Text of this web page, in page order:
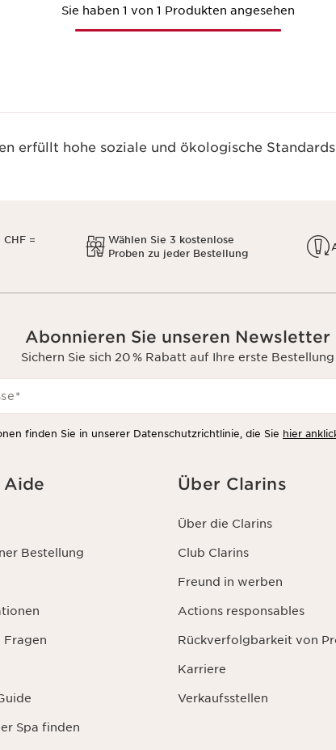
Sie haben 1 von 1 Produkten angesehen
erfüllt hohe soziale und ökologische
CHF =
Wählen Sie 3 kostenlose
Proben zu jeder Bestellung
Abonnieren Sie unseren Newsletter
Sichern Sie sich 20 % Rabatt auf Ihre erste Bestellung
*
finden Sie in unserer Datenschutzrichtlinie, die Sie hier
Aide
Bestellung
Fragen
Spa finden
Über Clarins
Über die Clarins
Club Clarins
Freund in werben
Actions responsables
Rückverfolgbarkeit von
Karriere
Verkaufsstellen